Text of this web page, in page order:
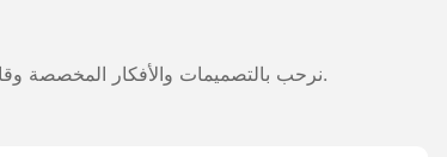
نرحب بالتصميمات والأفكار المخصصة وقادرة على تلبية المتطلبات المحددة. لمزيد من المعلومات، يرجى زيارة الموقع الإلكتروني أو الاتصال بنا مباشرة مع أسئلة أو استفسارات.